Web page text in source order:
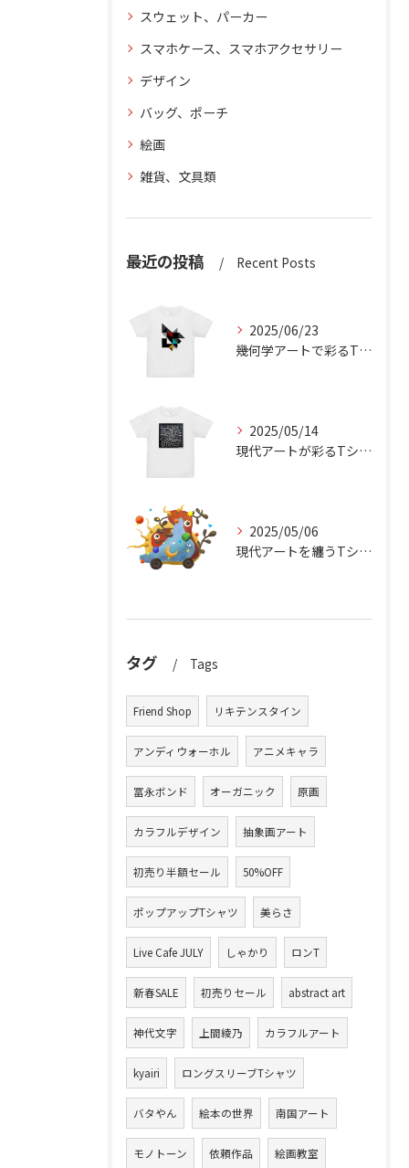
スウェット、パーカー
スマホケース、スマホアクセサリー
デザイン
バッグ、ポーチ
絵画
雑貨、文具類
最近の投稿 Recent Posts
2025/06/23
幾何学アートで彩るTシャツの魅力
2025/05/14
現代アートが彩るTシャツの魅力
2025/05/06
現代アートを纏うTシャツの魅力
タグ Tags
Friend Shop リキテンスタイン
アンディウォーホル アニメキャラ
冨永ボンド オーガニック 原画
カラフルデザイン 抽象画アート
初売り半額セール 50%OFF
ポップアップTシャツ 美らさ
Live Cafe JULY しゃかり ロンT
新春SALE 初売りセール abstract art
神代文字 上間綾乃 カラフルアート
kyairi ロングスリーブTシャツ
バタやん 絵本の世界 南国アート
モノトーン 依頼作品 絵画教室